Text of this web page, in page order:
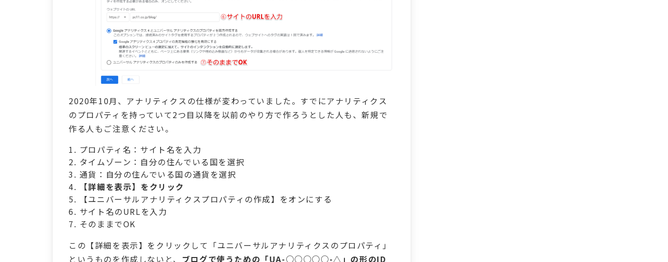
2020年10月、アナリティクスの仕様が変わっていました。すでにアナリティクス
のプロパティを持っていて2つ目以降を以前のやり方で作ろうとした人も、新規で
作る人もご注意ください。
プロパティ名：サイト名を入力
タイムゾーン：自分の住んでいる国を選択
通貨：自分の住んでいる国の通貨を選択
【詳細を表示】をクリック
【ユニバーサルアナリティクスプロパティの作成】をオンにする
サイト名のURLを入力
そのままでOK
この【詳細を表示】をクリックして「ユニバーサルアナリティクスのプロパティ」
というものを作成しないと、 ブログで使うための「UA-○○○○○-△」の形のID